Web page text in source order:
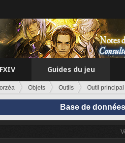
Guides du jeu
Objets Outils Outil
Base de